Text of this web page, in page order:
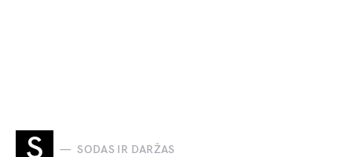
S SODAS IR DARŽAS